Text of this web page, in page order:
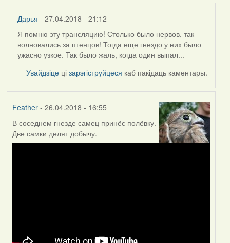
Дарья - 27.04.2018 - 21:12
In
reply
to
Могилев
(госць)
Я помню эту трансляцию! Столько было нервов, так
волновались за птенцов! Тогда еще гнездо у них было
ужасно узкое. Так было жаль, когда один выпал...
Увайдзіце цізарэгіструйцеся каб пакідаць каментары.
Feather- 26.04.2018 - 16:55
В соседнем гнезде самец принёс полёвку.
Две самки делят добычу.